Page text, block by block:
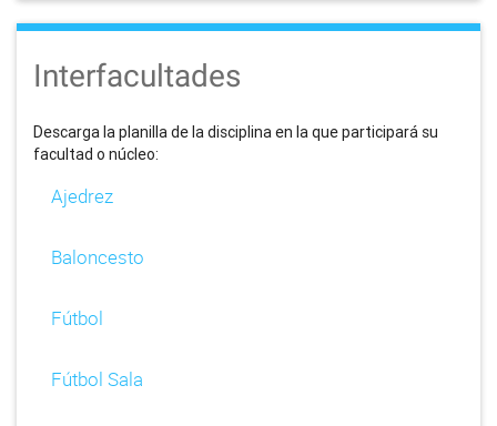
Interfacultades
Descarga la planilla de la disciplina en la que participará su
facultad o núcleo:
Ajedrez
Baloncesto
Fútbol
Fútbol Sala